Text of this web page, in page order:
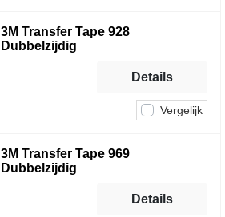
3M Transfer Tape 928
Dubbelzijdig
Vergelijk
Details
3M Transfer Tape 969
Dubbelzijdig
Details